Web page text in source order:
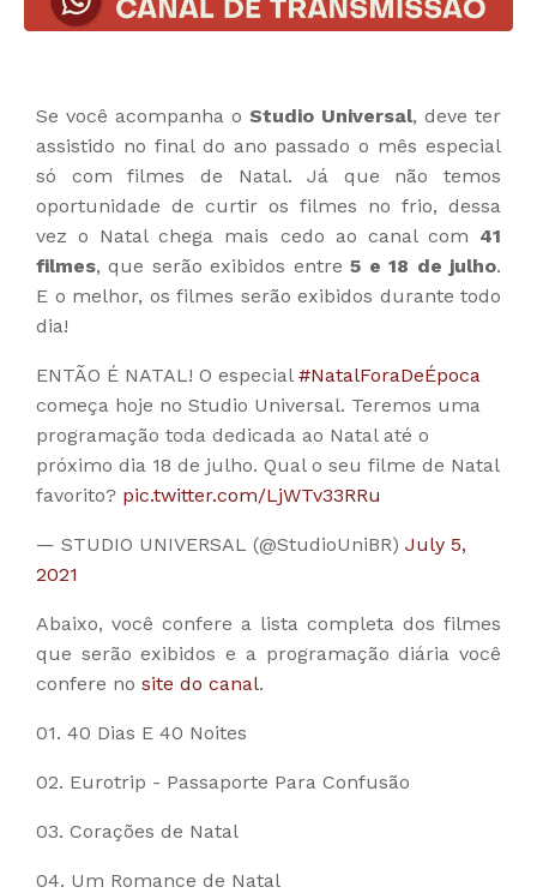
Se você acompanha o Studio Universal, deve ter
assistido no final do ano passado o mês especial
só com filmes de Natal. Já que não temos
oportunidade de curtir os filmes no frio, dessa
vez o Natal chega mais cedo ao canal com 41
filmes, que serão exibidos entre5 e 18 de julho.
E o melhor, os filmes serão exibidos durante todo
dia!
ENTÃO É NATAL! O especial #NatalForaDeÉpoca
começa hoje no Studio Universal. Teremos uma
programação toda dedicada ao Natal até o
próximo dia 18 de julho. Qual o seu filme de Natal
favorito? pic.twitter.com/LjWTv33RRu
— STUDIO UNIVERSAL (@StudioUniBR) July 5,
2021
Abaixo, você confere a lista completa dos filmes
que serão exibidos e a programação diária você
confere no site do canal.
01. 40 Dias E 40 Noites
02. Eurotrip - Passaporte Para Confusão
03. Corações de Natal
04. Um Romance de Natal